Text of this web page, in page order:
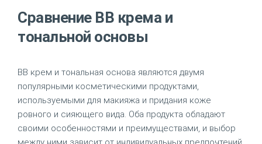
Сравнение BB крема и
тональной основы
BB крем и тональная основа являются двумя
популярными косметическими продуктами,
используемыми для макияжа и придания коже
ровного и сияющего вида. Оба продукта обладают
своими особенностями и преимуществами, и выбор